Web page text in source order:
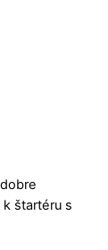
štartéru s